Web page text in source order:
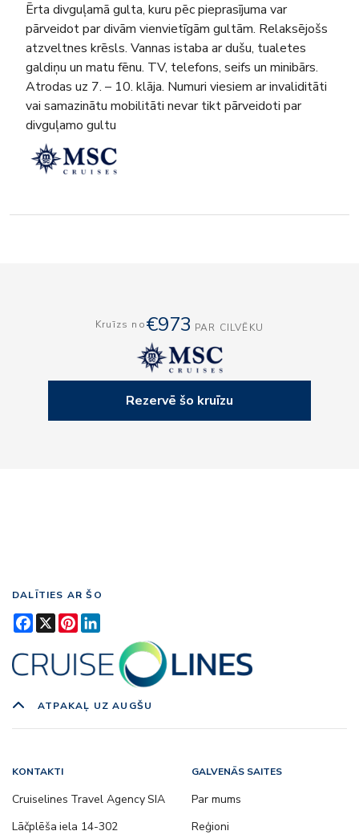
Ērta divguļamā gulta, kuru pēc pieprasījuma var
pārveidot par divām vienvietīgām gultām. Relaksējošs
atzveltnes krēsls. Vannas istaba ar dušu, tualetes
galdiņu un matu fēnu. TV, telefons, seifs un minibārs.
Atrodas uz 7. – 10. klāja. Numuri viesiem ar invaliditāti
vai samazinātu mobilitāti nevar tikt pārveidoti par
divguļamo gultu
Kruīzs no€973 PAR CILVĒKU
Rezervē šo kruīzu
DALĪTIES AR ŠO
Facebook
X Pinterest
ATPAKAĻ UZ AUGŠU
KONTAKTI
Cruiselines Travel Agency SIA
Lāčplēša iela 14-302
GALVENĀS SAITES
Par mums
Reģioni